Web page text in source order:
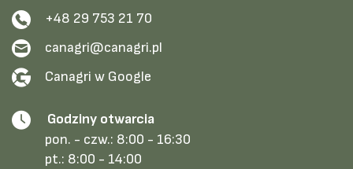
+48 29 753 21 70
canagri@canagri.pl
Canagri w Google
Godziny otwarcia
pon. - czw.: 8:00 - 16:30
pt.: 8:00 - 14:00